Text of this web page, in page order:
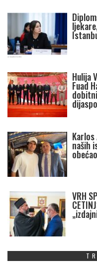
Hulija
Fuad
naših
VRH